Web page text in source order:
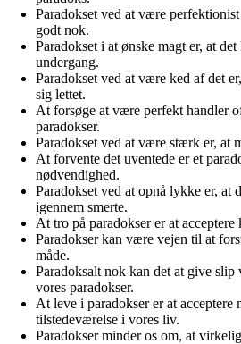
Paradokset ved at være
godt nok.
Paradokset i at ønske magt er, at
undergang.
Paradokset ved at være ked af det
sig lettet.
At forsøge at være perfekt handler
paradokser.
Paradokset ved at være stærk er, at
At forvente det uventede er et
nødvendighed.
Paradokset ved at opnå lykke er, at
igennem smerte.
At tro på paradokser er at
Paradokser kan være vejen til at
måde.
Paradoksalt nok kan det at give
vores paradokser.
At leve i paradokser er at acceptere
tilstedeværelse i vores liv.
Paradokser minder os om, at